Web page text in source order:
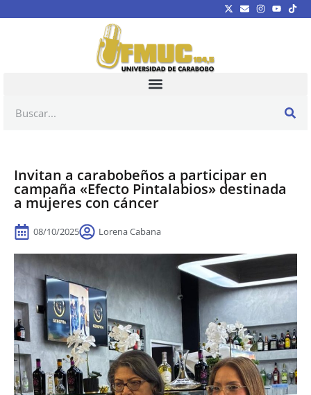
Invitan a carabobeños a participar en
campaña «Efecto Pintalabios» destinada
a mujeres con cáncer
08/10/2025 Lorena Cabana